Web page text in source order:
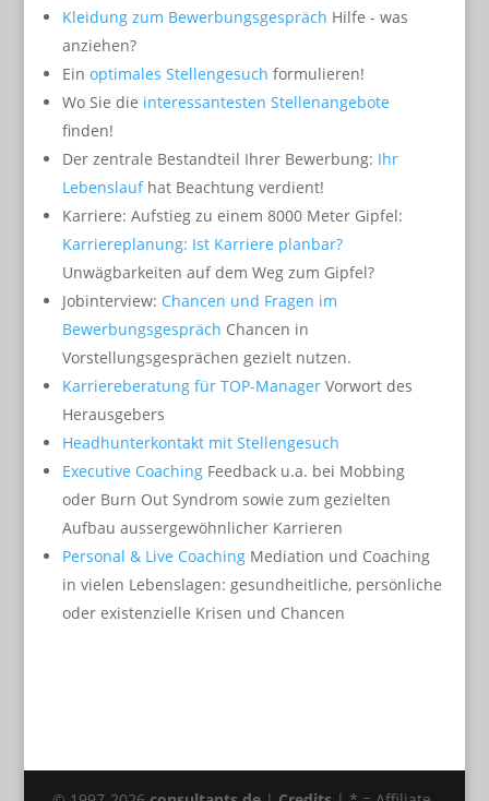
Kleidung zum Bewerbungsgespräch Hilfe - was
anziehen?
Ein optimales Stellengesuch formulieren!
Wo Sie die interessantesten Stellenangebote
finden!
Der zentrale Bestandteil Ihrer Bewerbung: Ihr
Lebenslaufhat Beachtung verdient!
Karriere: Aufstieg zu einem 8000 Meter Gipfel:
Karriereplanung: Ist Karriere planbar?
Unwägbarkeiten auf dem Weg zum Gipfel?
Jobinterview: Chancen und Fragen im
Bewerbungsgespräch Chancen in
Vorstellungsgesprächen gezielt nutzen.
Karriereberatung für TOP-ManagerVorwort des
Herausgebers
Headhunterkontakt mit Stellengesuch
Executive CoachingFeedback u.a. bei Mobbing
oder Burn Out Syndrom sowie zum gezielten
Aufbau aussergewöhnlicher Karrieren
Personal & Live CoachingMediation und Coaching
in vielen Lebenslagen: gesundheitliche, persönliche
oder existenzielle Krisen und Chancen